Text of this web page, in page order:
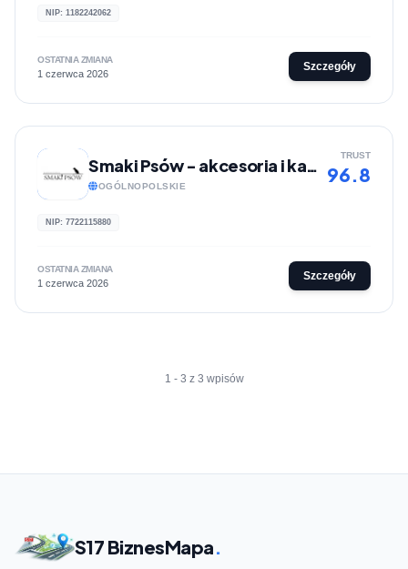
NIP: 1182242062
OSTATNIA ZMIANA
1 czerwca 2026
Szczegóły
Smaki Psów - akcesoria i karmy dla psów
OGÓLNOPOLSKIE
TRUST
96.8
NIP: 7722115880
OSTATNIA ZMIANA
1 czerwca 2026
Szczegóły
1 - 3 z 3 wpisów
S17 BiznesMapa.